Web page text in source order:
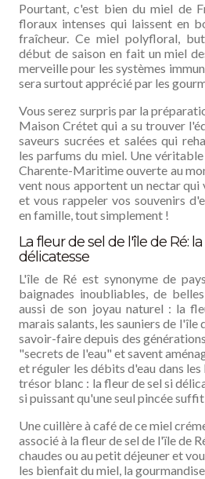
Pourtant, c'est bien du miel de
floraux intenses qui laissent en
fraîcheur. Ce miel polyfloral,
début de saison en fait un miel
merveille pour les systèmes
sera surtout apprécié par les
Vous serez surpris par la
Maison Crétet qui a su trouver
saveurs sucrées et salées qui
les parfums du miel. Une
Charente-Maritime ouverte au
vent nous apportent un nectar
et vous rappeler vos souvenirs
en famille, tout simplement !
La fleur de sel de l'île de Ré:
délicatesse
L'île de Ré est synonyme de
baignades inoubliables, de
aussi de son joyau naturel : la
marais salants, les sauniers de l'île
savoir-faire depuis des
"secrets de l'eau" et savent
et réguler les débits d'eau dans
trésor blanc : la fleur de sel si
si puissant qu'une seul pincée
Une cuillère à café de ce miel
associé à la fleur de sel de l'ïle de
chaudes ou au petit déjeuner et
les bienfait du miel, la